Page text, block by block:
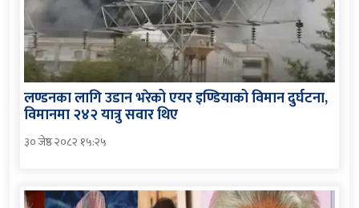
लण्डनका लागि उडान भरेको एयर इण्डियाको विमान दुर्घटना,
विमानमा २४२ यात्रु सवार थिए
३० जेष्ठ २०८२ १५:२५